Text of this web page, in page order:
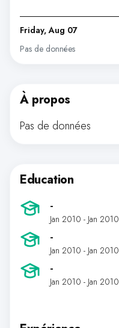
Friday, Aug 07
Pas de données
À propos
Pas de données
Education
-
Jan 2010 - Jan 2010
-
Jan 2010 - Jan 2010
-
Jan 2010 - Jan 2010